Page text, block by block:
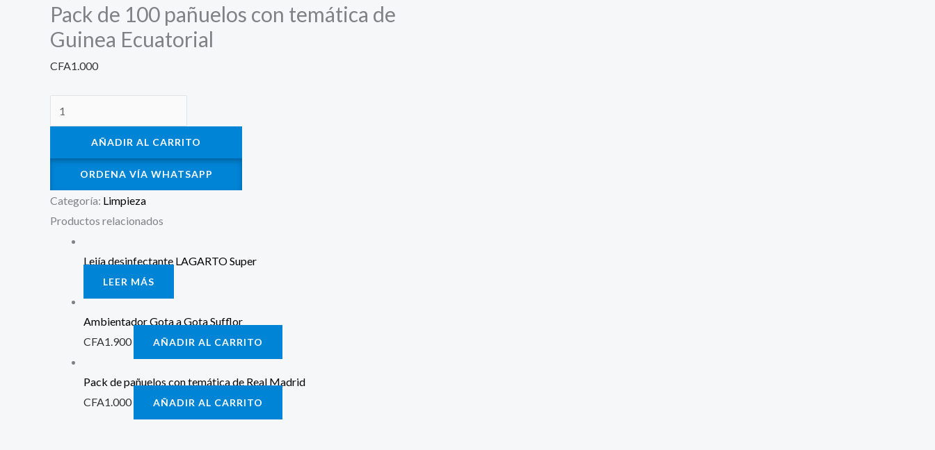
Pack de 100 pañuelos con temática de
Guinea Ecuatorial
CFA1.000
AÑADIR AL CARRITO
ORDENA VÍA WHATSAPP
Categoría: Limpieza
Productos relacionados
Lejía desinfectante LAGARTO Super
LEER MÁS
Ambientador Gota a Gota Sufflor
CFA1.900 AÑADIR AL CARRITO
Pack de pañuelos con temática de Real Madrid
CFA1.000 AÑADIR AL CARRITO